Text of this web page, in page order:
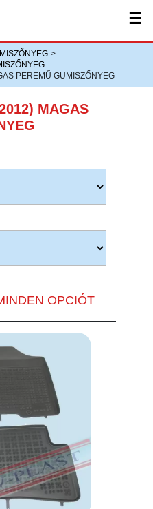
☰
->
PEREMŰ GUMISZŐNYEG
MAGAS
OPCIÓT